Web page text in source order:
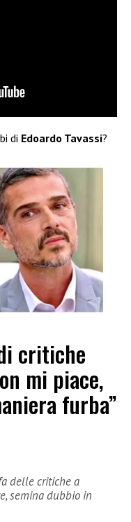
di Edoardo Tavassi?
critiche
mi piace,
furba”
delle critiche a
semina dubbio in